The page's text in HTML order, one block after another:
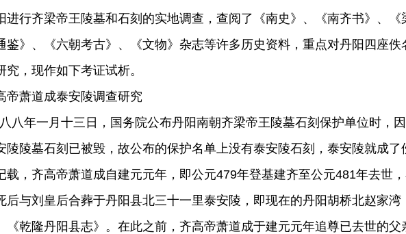
进行齐梁帝王陵墓和石刻的实地调查，查阅了《南史》、《南齐书》、《
鉴》、《六朝考古》、《文物》杂志等许多历史资料，重点对丹阳四座佚
究，现作如下考证试析。
帝萧道成泰安陵调查研究
年一月十三日，国务院公布丹阳南朝齐梁帝王陵墓石刻保护单位时，
陵陵墓石刻已被毁，故公布的保护名单上没有泰安陵石刻，泰安陵就成了
载，齐高帝萧道成自建元元年，即公元479年登基建齐至公元481年去世
后与刘皇后合葬于丹阳县北三十一里泰安陵，即现在的丹阳胡桥北赵家湾
《乾隆丹阳县志》。在此之前，齐高帝萧道成于建元元年追尊已去世的父